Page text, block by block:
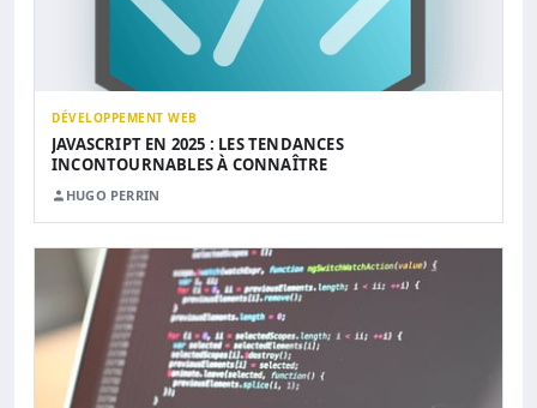
DÉVELOPPEMENT WEB
JAVASCRIPT EN 2025 : LES TENDANCES
INCONTOURNABLES À CONNAÎTRE
HUGO PERRIN